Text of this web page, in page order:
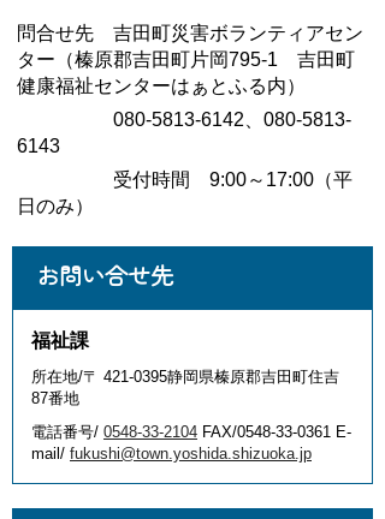
問合せ先 吉田町災害ボランティアセン
ター（榛原郡吉田町片岡795-1 吉田町
健康福祉センターはぁとふる内）
080-5813-6142、080-5813-
6143
受付時間 9:00～17:00（平
日のみ）
お問い合せ先
福祉課
所在地/〒 421-0395静岡県榛原郡吉田町住吉
87番地
電話番号/ 0548-33-2104 FAX/0548-33-0361 E-
mail/ fukushi@town.yoshida.shizuoka.jp